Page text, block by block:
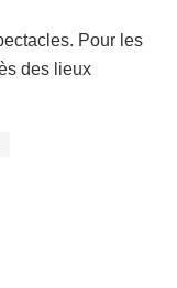
Pour les
des lieux